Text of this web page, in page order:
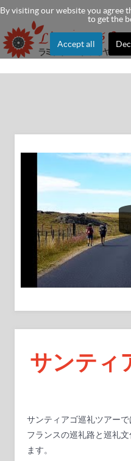
サンティ
サンティアゴ巡礼ツアーで
フランスの巡礼路と巡礼
ます。
By visiting our website you agree
to get the
Accept all